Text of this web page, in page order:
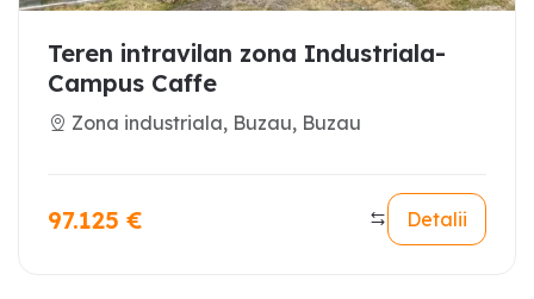
Teren intravilan zona Industriala-
Campus Caffe
Zona industriala, Buzau, Buzau
97.125 € Detalii